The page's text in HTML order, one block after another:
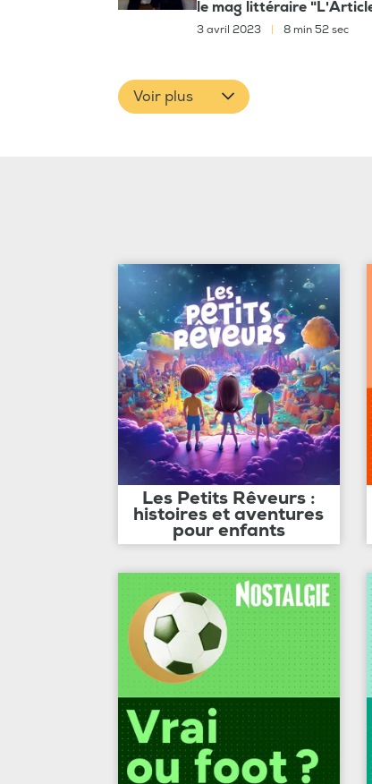
le mag littéraire
3 avril 2023 8 min 52 sec
Voir plus
Les Petits Rêveurs :
histoires et aventures
pour enfants